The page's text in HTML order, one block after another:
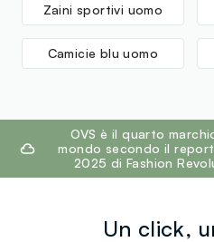
Zaini sportivi uomo
Camicie blu uomo
footer.ariatitleOVS è il quarto
mondo secondo il
2025 di Fashion
Un click,